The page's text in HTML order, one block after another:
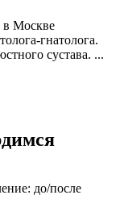
в Москве
гнатолога.
сустава. ...